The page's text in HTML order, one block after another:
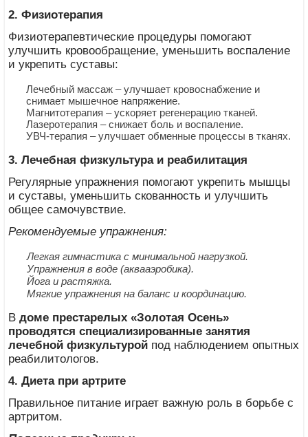
2. Физиотерапия
Физиотерапевтические процедуры помогают
улучшить кровообращение, уменьшить воспаление
и укрепить суставы:
Лечебный массаж – улучшает кровоснабжение и
снимает мышечное напряжение.
Магнитотерапия – ускоряет регенерацию тканей.
Лазеротерапия – снижает боль и воспаление.
УВЧ-терапия – улучшает обменные процессы в тканях.
3. Лечебная физкультура и реабилитация
Регулярные упражнения помогают укрепить мышцы
и суставы, уменьшить скованность и улучшить
общее самочувствие.
Рекомендуемые упражнения:
Легкая гимнастика с минимальной нагрузкой.
Упражнения в воде (аквааэробика).
Йога и растяжка.
Мягкие упражнения на баланс и координацию.
Вдоме престарелых «Золотая Осень»
проводятся специализированные занятия
лечебной физкультурой под наблюдением опытных
реабилитологов.
4. Диета при артрите
Правильное питание играет важную роль в борьбе с
артритом.